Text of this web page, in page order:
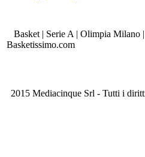
Basket | Serie A | Olimpia Milano
Basketissimo.com
2015 Mediacinque Srl - Tutti i